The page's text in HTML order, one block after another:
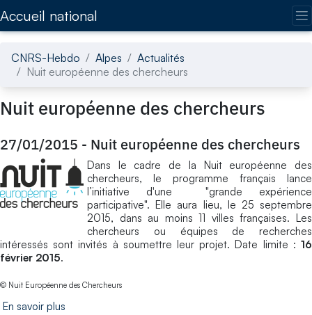
Accueil national
CNRS-Hebdo Alpes
Actualités
Nuit européenne des chercheurs
Nuit européenne des chercheurs
27/01/2015 - Nuit européenne des chercheurs
Dans le cadre de la Nuit européenne des
chercheurs, le programme français lance
l’initiative d'une "grande expérience
participative". Elle aura lieu, le 25 septembre
2015, dans au moins 11 villes françaises. Les
chercheurs ou équipes de recherches
intéressés sont invités à soumettre leur projet. Date limite : 16
février 2015.
© Nuit Européenne des Chercheurs
En savoir plus